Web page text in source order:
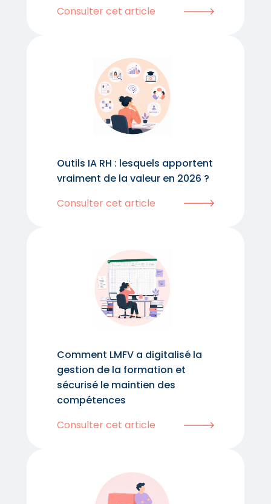
Consulter cet article
Outils IA RH : lesquels apportent
vraiment de la valeur en 2026 ?
Consulter cet article
Comment LMFV a digitalisé la
gestion de la formation et
sécurisé le maintien des
compétences
Consulter cet article